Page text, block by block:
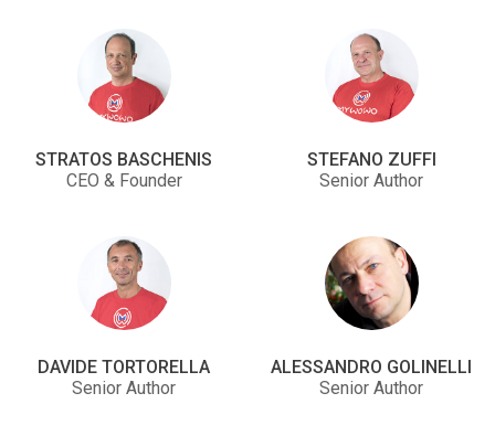
STRATOS BASCHENIS
CEO & Founder
STEFANO ZUFFI
Senior Author
DAVIDE TORTORELLA
Senior Author
ALESSANDRO GOLINELLI
Senior Author